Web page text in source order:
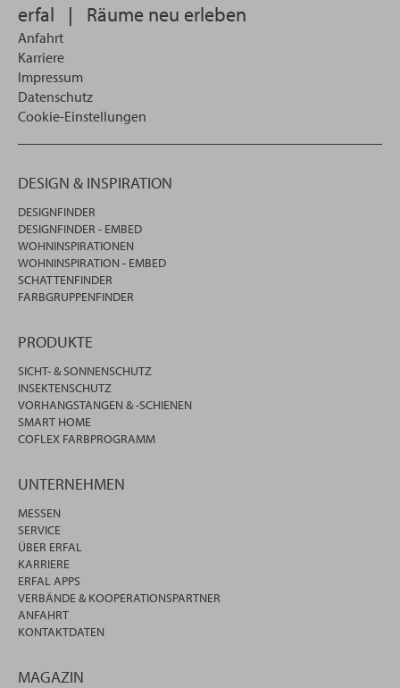
erfal | Räume neu erleben
Anfahrt
Karriere
Impressum
Datenschutz
Cookie-Einstellungen
DESIGN & INSPIRATION
DESIGNFINDER
DESIGNFINDER - EMBED
WOHNINSPIRATIONEN
WOHNINSPIRATION - EMBED
SCHATTENFINDER
FARBGRUPPENFINDER
PRODUKTE
SICHT- & SONNENSCHUTZ
INSEKTENSCHUTZ
VORHANGSTANGEN & -SCHIENEN
SMART HOME
COFLEX FARBPROGRAMM
UNTERNEHMEN
MESSEN
SERVICE
ÜBER ERFAL
KARRIERE
ERFAL APPS
VERBÄNDE & KOOPERATIONSPARTNER
ANFAHRT
KONTAKTDATEN
MAGAZIN